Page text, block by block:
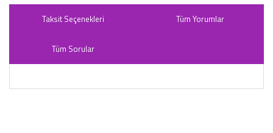
Taksit Seçenekleri Tüm Yorumlar
Tüm Sorular